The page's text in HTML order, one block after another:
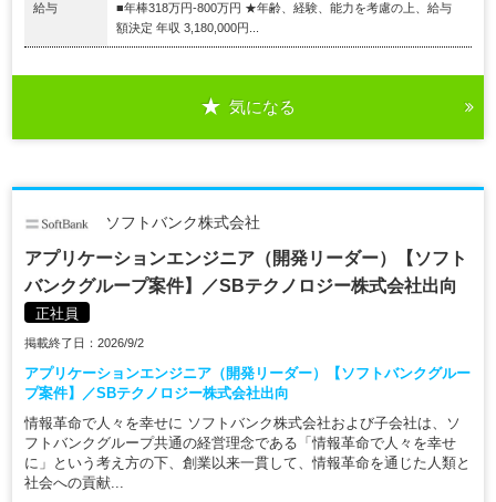
給与
■年棒318万円-800万円 ★年齢、経験、能力を考慮の上、給与
額決定 年収 3,180,000円...
気になる
ソフトバンク株式会社
アプリケーションエンジニア（開発リーダー）【ソフト
バンクグループ案件】／SBテクノロジー株式会社出向
正社員
掲載終了日：2026/9/2
アプリケーションエンジニア（開発リーダー）【ソフトバンクグルー
プ案件】／SBテクノロジー株式会社出向
情報革命で人々を幸せに ソフトバンク株式会社および子会社は、ソ
フトバンクグループ共通の経営理念である「情報革命で人々を幸せ
に」という考え方の下、創業以来一貫して、情報革命を通じた人類と
社会への貢献...